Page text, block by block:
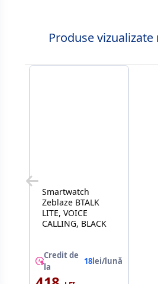
Produse vizualizate
Smartwatch
Zeblaze BTALK
LITE, VOICE
CALLING, BLACK
Credit de
la
18lei/lună